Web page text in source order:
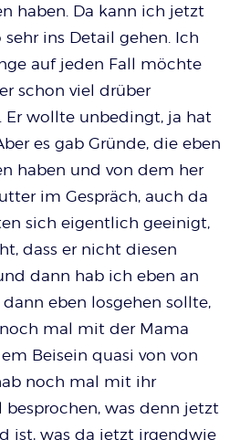
haben. Da kann ich jetzt
ins Detail gehen. Ich
auf jeden Fall möchte
schon viel drüber
Er wollte unbedingt, ja hat
es gab Gründe, die eben
haben und von dem her
im Gespräch, auch da
sich eigentlich geeinigt,
dass er nicht diesen
dann hab ich eben an
eben losgehen sollte,
mal mit der Mama
Beisein quasi von von
noch mal mit ihr
was denn jetzt
ist, was da jetzt irgendwie